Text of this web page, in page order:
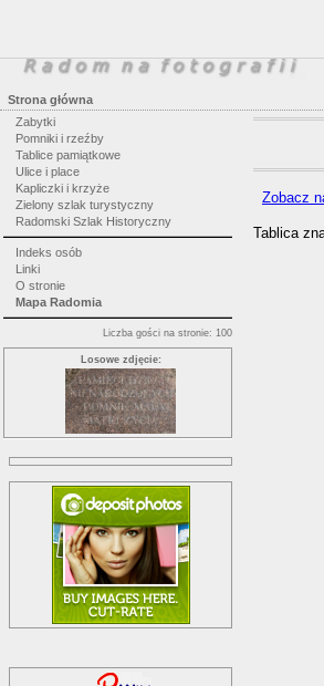
Strona główna
Zabytki
Pomniki i rzeźby
Tablice pamiątkowe
Ulice i place
Kapliczki i krzyże
Zielony szlak turystyczny
Radomski Szlak Historyczny
Indeks osób
Linki
O stronie
Mapa Radomia
Liczba gości na stronie: 100
Losowe zdjęcie:
Zobacz
Tablica